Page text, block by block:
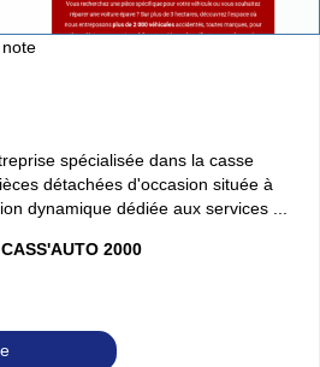
note
spécialisée dans la casse
détachées d'occasion située à
dynamique dédiée aux services ...
CASS'AUTO 2000